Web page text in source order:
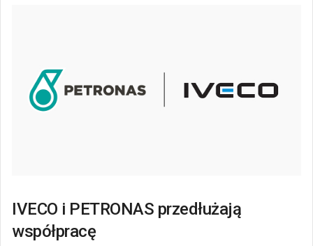
IVECO i PETRONAS przedłużają
współpracę